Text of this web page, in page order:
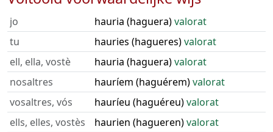
jo hauria (haguera)valorat
tu
hauries (hagueres)valorat
ell, ella, vostè
hauria (haguera)valorat
nosaltres
hauríem (haguérem)valorat
vosaltres, vós
hauríeu (haguéreu)valorat
ells, elles, vostès
haurien (hagueren)valorat